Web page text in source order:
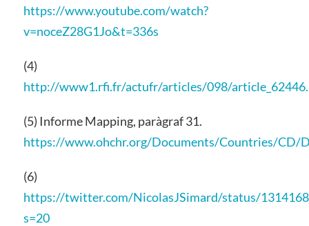
https://www.youtube.com/watch?
v=noceZ28G1Jo&t=336s
(4)
http://www1.rfi.fr/actufr/articles/098/
(5) Informe Mapping, paràgraf 31.
https://www.ohchr.org/Documents/Countries/CD/
(6)
https://twitter.com/NicolasJSimard/status/
s=20